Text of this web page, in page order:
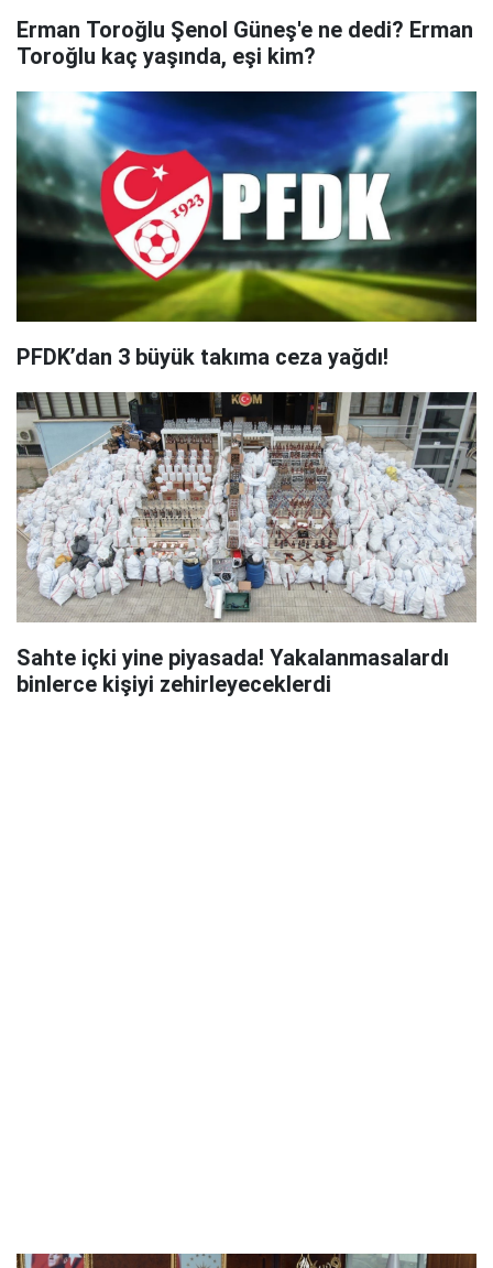
Erman Toroğlu Şenol Güneş'e ne dedi? Erman
Toroğlu kaç yaşında, eşi kim?
PFDK’dan 3 büyük takıma ceza yağdı!
Sahte içki yine piyasada! Yakalanmasalardı
binlerce kişiyi zehirleyeceklerdi